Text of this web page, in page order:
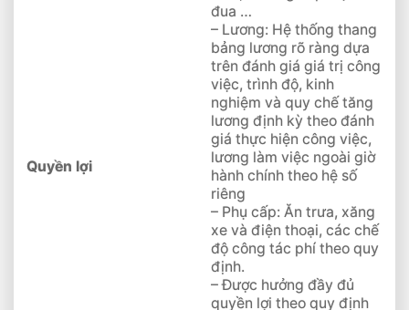
Quyền lợi
đua …
– Lương: Hệ thống thang
bảng lương rõ ràng dựa
trên đánh giá giá trị công
việc, trình độ, kinh
nghiệm và quy chế tăng
lương định kỳ theo đánh
giá thực hiện công việc,
lương làm việc ngoài giờ
hành chính theo hệ số
riêng
– Phụ cấp: Ăn trưa, xăng
xe và điện thoại, các chế
độ công tác phí theo quy
định.
– Được hưởng đầy đủ
quyền lợi theo quy định